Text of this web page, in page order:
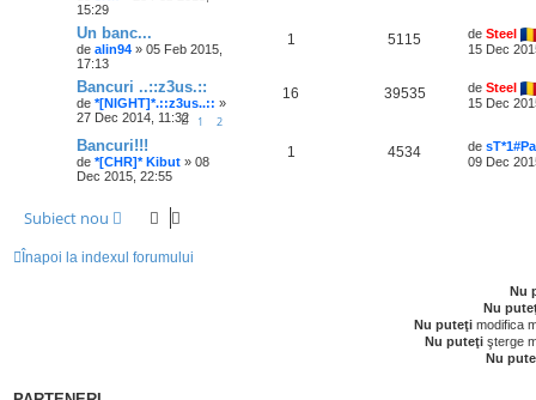
15:29
Un banc...
de alin94 » 05 Feb 2015,
17:13
1 5115 de Steel
15 Dec
Bancuri ..::z3us.::
de *[NIGHT]*.::z3us..:: »
27 Dec 2014, 11:32
1 2
16 39535 de Steel
15 Dec
Bancuri!!!
de *[CHR]* Kibut » 08
Dec 2015, 22:55
1 4534 de
09 Dec
Subiect nou
Înapoi la indexul forumului
Nu
Nu
Nu puteţi modifica
Nu puteţi şterge
Nu